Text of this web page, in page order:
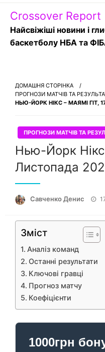
Skip
content
Crossover Report
Найсвіжіші новини і
баскетболу НБА та
ДОМАШНЯ СТОРІНКА
ПРОГНОЗИ МАТЧІВ ТА
НЬЮ-ЙОРК НІКС – МАЯМІ ГІТ,
ПРОГНОЗИ МАТЧІВ ТА
Нью-Йорк Нікс
Листопада
Савченко Денис
Зміст
Аналіз команд
Останні результати
Ключові гравці
Прогноз матчу
Коефіцієнти
1000грн